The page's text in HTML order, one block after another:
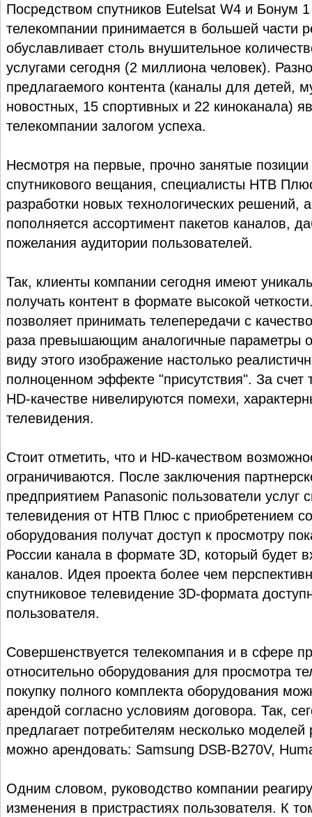
Посредством спутников Eutelsat W4 и Бонум
телекомпании принимается в большей части
обуславливает столь внушительное
услугами сегодня (2 миллиона человек).
предлагаемого контента (каналы для детей,
новостных, 15 спортивных и 22 киноканала)
телекомпании залогом успеха.
Несмотря на первые, прочно занятые позиции
спутникового вещания, специалисты НТВ
разработки новых технологических решений,
пополняется ассортимент пакетов каналов,
пожелания аудитории пользователей.
Так, клиенты компании сегодня имеют
получать контент в формате высокой
позволяет принимать телепередачи с
раза превышающим аналогичные параметры
виду этого изображение настолько
полноценном эффекте "присутствия". За счет
HD-качестве нивелируются помехи,
телевидения.
Стоит отметить, что и HD-качеством
ограничиваются. После заключения
предприятием Panasonic пользователи услуг
телевидения от НТВ Плюс с приобретением
оборудования получат доступ к просмотру
России канала в формате 3D, который будет
каналов. Идея проекта более чем
спутниковое телевидение 3D-формата
пользователя.
Совершенствуется телекомпания и в сфере
относительно оборудования для просмотра
покупку полного комплекта оборудования
арендой согласно условиям договора. Так,
предлагает потребителям несколько
можно арендовать: Samsung DSB-B270V,
Одним словом, руководство компании
изменения в пристрастиях пользователя. К